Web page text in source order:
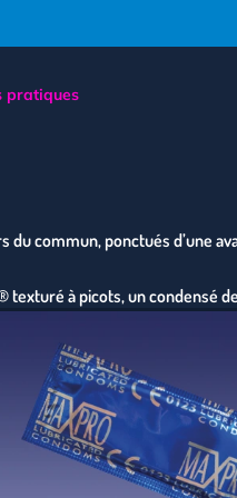
pratiques
du commun, ponctués d’une
à picots, un condensé
surprises. Avec sa
promet des frissons de plaisir à
expérience unique
une protection irréprochable
intenses